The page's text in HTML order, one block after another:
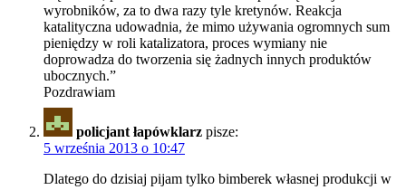
wyrobników, za to dwa razy tyle kretynów. Reakcja
katalityczna udowadnia, że mimo używania ogromnych sum
pieniędzy w roli katalizatora, proces wymiany nie
doprowadza do tworzenia się żadnych innych produktów
ubocznych.”
Pozdrawiam
policjant łapówklarz pisze:
5 września 2013 o 10:47
Dlatego do dzisiaj pijam tylko bimberek własnej produkcji w